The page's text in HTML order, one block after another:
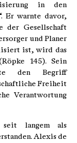
in den
Er warnte davor,
der Gesellschaft
und Planer
ist, wird das
145). Sein
den Begriff
Freiheit
Verantwortung
langem als
Alexis de